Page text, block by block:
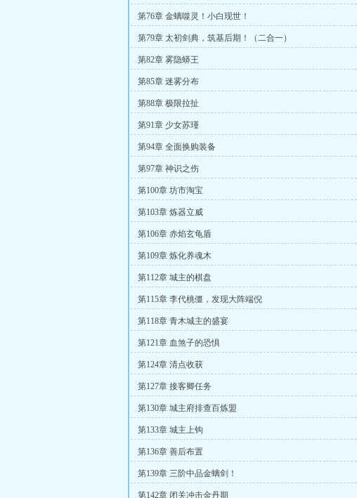
第76章 金螭噬灵！小白现世！
第79章 太初剑典，筑基后期！（二合一）
第82章 雾隐蟒王
第85章 迷雾分布
第88章 极限拉扯
第91章 少女苏瑾
第94章 全面换购装备
第97章 神识之伤
第100章 坊市淘宝
第103章 炼器立威
第106章 赤焰玄龟盾
第109章 炼化养魂木
第112章 城主的棋盘
第115章 李代桃僵，发现大阵端倪
第118章 青木城主的盛宴
第121章 血煞子的恐惧
第124章 清点收获
第127章 接客卿任务
第130章 城主府排查百炼盟
第133章 城主上钩
第136章 善后布置
第139章 三阶中品金螭剑！
第142章 闭关冲击金丹期